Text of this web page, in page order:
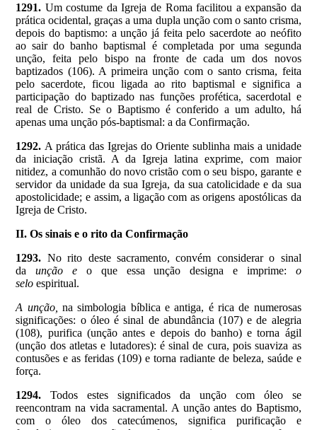
1291. Um costume da Igreja de Roma facilitou a expansão da
prática ocidental, graças a uma dupla unção com o santo crisma,
depois do baptismo: a unção já feita pelo sacerdote ao neófito
ao sair do banho baptismal é completada por uma segunda
unção, feita pelo bispo na fronte de cada um dos novos
baptizados (106). A primeira unção com o santo crisma, feita
pelo sacerdote, ficou ligada ao rito baptismal e significa a
participação do baptizado nas funções profética, sacerdotal e
real de Cristo. Se o Baptismo é conferido a um adulto, há
apenas uma unção pós-baptismal: a da Confirmação.
1292. A prática das Igrejas do Oriente sublinha mais a unidade
da iniciação cristã. A da Igreja latina exprime, com maior
nitidez, a comunhão do novo cristão com o seu bispo, garante e
servidor da unidade da sua Igreja, da sua catolicidade e da sua
apostolicidade; e assim, a ligação com as origens apostólicas da
Igreja de Cristo.
II. Os sinais e o rito da Confirmação
1293. No rito deste sacramento, convém considerar o sinal
da
unção e o que essa unção designa e imprime:
o
selo espiritual.
A unção, na simbologia bíblica e antiga, é rica de numerosas
significações: o óleo é sinal de abundância (107) e de alegria
(108), purifica (unção antes e depois do banho) e torna ágil
(unção dos atletas e lutadores): é sinal de cura, pois suaviza as
contusões e as feridas (109) e torna radiante de beleza, saúde e
força.
1294.
Todos estes significados da unção com óleo se
reencontram na vida sacramental. A unção antes do Baptismo,
com o óleo dos catecúmenos, significa purificação e